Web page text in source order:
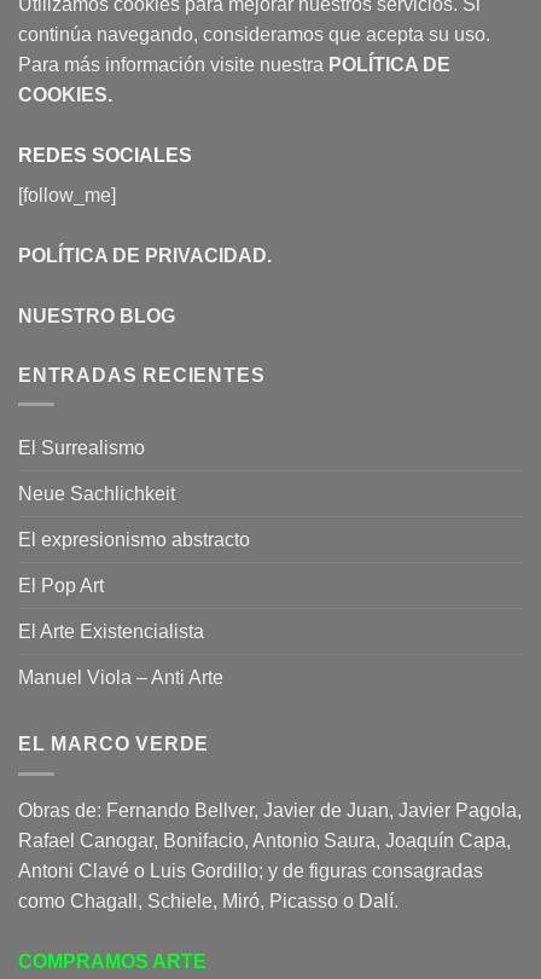
continúa navegando, consideramos que acepta su uso.
Para más información visite nuestra POLÍTICA DE
COOKIES.
REDES SOCIALES
[follow_me]
POLÍTICA DE PRIVACIDAD.
NUESTRO BLOG
ENTRADAS RECIENTES
El Surrealismo
Neue Sachlichkeit
El expresionismo abstracto
El Pop Art
El Arte Existencialista
Manuel Viola – Anti Arte
EL MARCO VERDE
Obras de: Fernando Bellver, Javier de Juan, Javier Pagola,
Rafael Canogar, Bonifacio, Antonio Saura, Joaquín Capa,
Antoni Clavé o Luis Gordillo; y de figuras consagradas
como Chagall, Schiele, Miró, Picasso o Dalí.
COMPRAMOS ARTE